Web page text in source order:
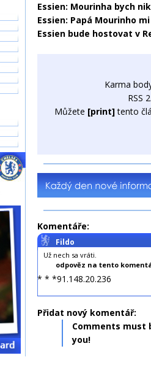
Essien: Mourinha bych
Essien: Papá Mourinho
Essien bude hostovat v
Karma
RSS
Můžete [print]tento
Komentáře:
Fildo
Už nech sa vráti.
odpověz na tento
* * *91.148.20.236
Přidat nový komentář:
Comments must
you!